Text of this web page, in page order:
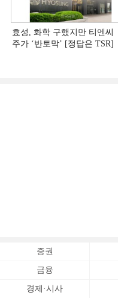
효성, 화학 구했지만 티엔씨
주가 ‘반토막’ [정답은 TSR]
증권
금융
경제·시사